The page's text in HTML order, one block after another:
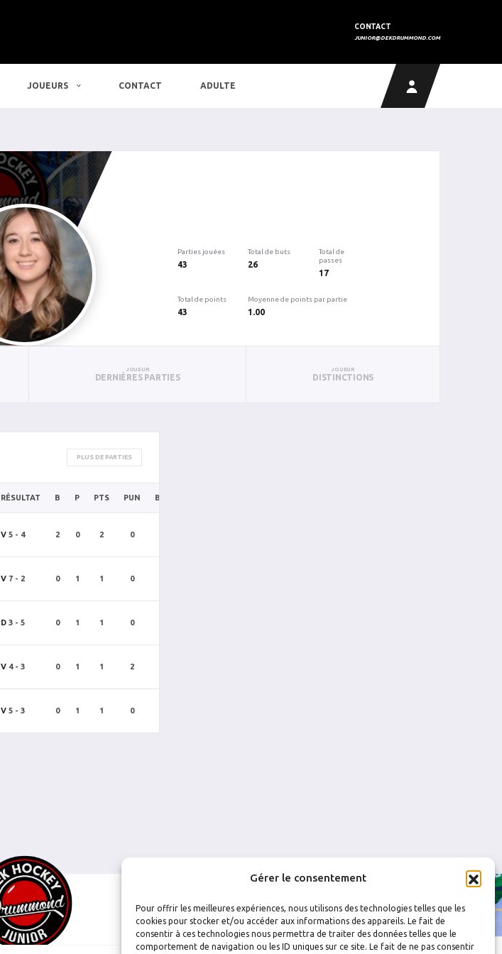
Gérer le consentement
Pour offrir les meilleures expériences, nous utilisons des technologies telles que les
cookies pour stocker et/ou accéder aux informations des appareils. Le fait de
consentir à ces technologies nous permettra de traiter des données telles que le
comportement de navigation ou les ID uniques sur ce site. Le fait de ne pas consentir
CONTACT
JUNIOR@DEKDRUMMOND.COM
JOUEURS CONTACT ADULTE
Parties jouées
43
Total de buts
26
Total de
passes
17
Total de points
43
Moyenne de points par partie
1.00
JOUEUR
DERNIÈRES PARTIES
JOUEUR
DISTINCTIONS
PLUS DE PARTIES
RÉSULTAT B P PTS PUN BAN
V 5 - 4 2 0 2 0
V 7 - 2 0 1 1 0
D 3 - 5 0 1 1 0
V 4 - 3 0 1 1 2
V 5 - 3 0 1 1 0